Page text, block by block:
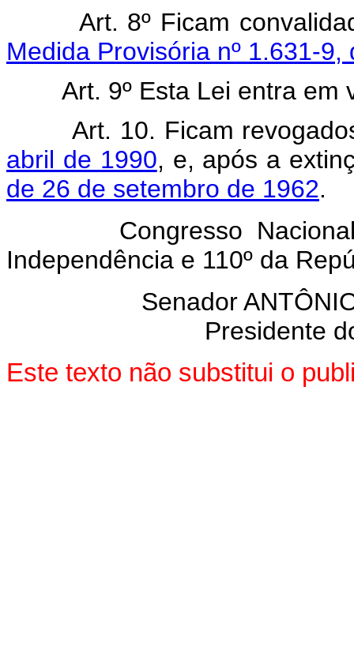
Art. 8º Ficam
Medida Provisória nº 1.631-
Art. 9º Esta Lei entra em
Art. 10. Ficam
abril de 1990, e, após a
de 26 de setembro de 1962.
Congresso Nacional,
Independência e 110º da
Senador
Presidente
Este texto não substitui o